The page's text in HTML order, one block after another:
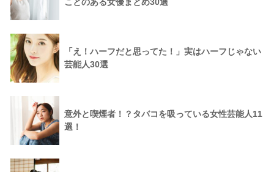
「え！ハーフだと思ってた！」実はハーフじゃない
芸能人30選
意外と喫煙者！？タバコを吸っている女性芸能人11
選！